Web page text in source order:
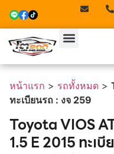
หน้าแรก > รถทั้งหมด >
ทะเบียนรถ : งจ 259
Toyota VIOS
1.5 E 2015 ทะเบี